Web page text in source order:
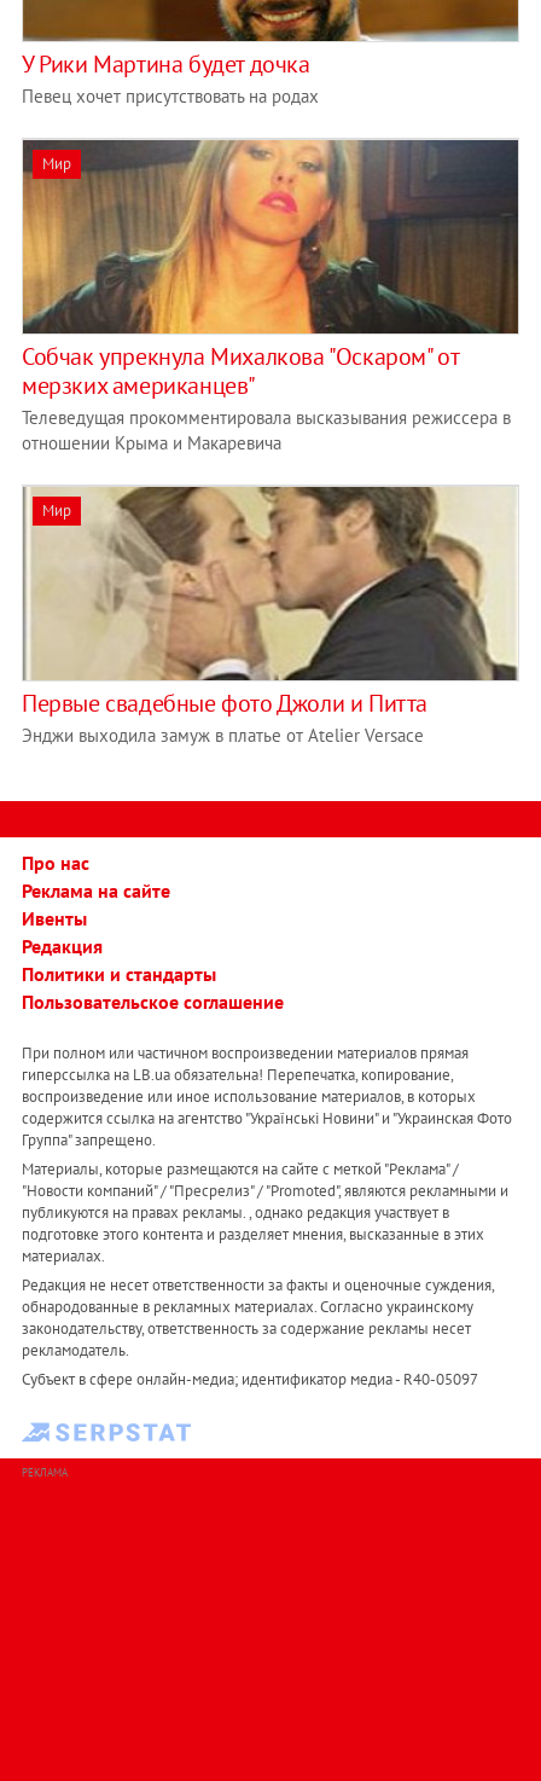
У Рики Мартина будет дочка
Певец хочет присутствовать на родах
Мир
Собчак упрекнула Михалкова "Оскаром" от
мерзких американцев"
Телеведущая прокомментировала высказывания режиссера в
отношении Крыма и Макаревича
Мир
Первые свадебные фото Джоли и Питта
Энджи выходила замуж в платье от Atelier Versace
Про нас
Реклама на сайте
Ивенты
Редакция
Политики и стандарты
Пользовательское соглашение
При полном или частичном воспроизведении материалов прямая
гиперссылка на LB.ua обязательна! Перепечатка, копирование,
воспроизведение или иное использование материалов, в которых
содержится ссылка на агентство "Українськi Новини" и "Украинская Фото
Группа" запрещено.
Материалы, которые размещаются на сайте с меткой "Реклама" /
"Новости компаний" / "Пресрелиз" / "Promoted", являются рекламными и
публикуются на правах рекламы. , однако редакция участвует в
подготовке этого контента и разделяет мнения, высказанные в этих
материалах.
Редакция не несет ответственности за факты и оценочные суждения,
обнародованные в рекламных материалах. Согласно украинскому
законодательству, ответственность за содержание рекламы несет
рекламодатель.
Субъект в сфере онлайн-медиа; идентификатор медиа - R40-05097
РЕКЛАМА